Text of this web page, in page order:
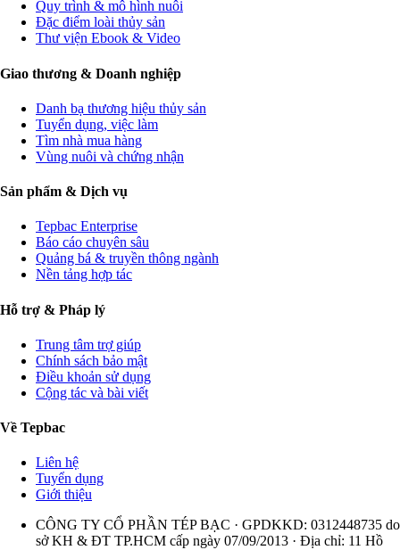
Quy trình & mô hình nuôi
Đặc điểm loài thủy sản
Thư viện Ebook & Video
Giao thương & Doanh nghiệp
Danh bạ thương hiệu thủy sản
Tuyển dụng, việc làm
Tìm nhà mua hàng
Vùng nuôi và chứng nhận
Sản phẩm & Dịch vụ
Tepbac Enterprise
Báo cáo chuyên sâu
Quảng bá & truyền thông ngành
Nền tảng hợp tác
Hỗ trợ & Pháp lý
Trung tâm trợ giúp
Chính sách bảo mật
Điều khoản sử dụng
Cộng tác và bài viết
Về Tepbac
Liên hệ
Tuyển dụng
Giới thiệu
CÔNG TY CỔ PHẦN TÉP BẠC · GPDKKD: 0312448735 do
sở KH & ĐT TP.HCM cấp ngày 07/09/2013 · Địa chỉ: 11 Hồ